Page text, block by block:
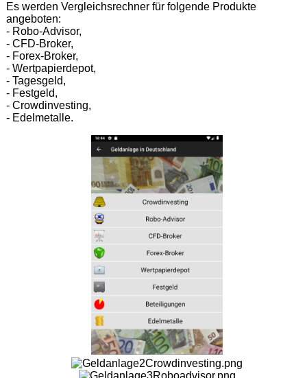
Es werden Vergleichsrechner für folgende Produkte
angeboten:
- Robo-Advisor,
- CFD-Broker,
- Forex-Broker,
- Wertpapierdepot,
- Tagesgeld,
- Festgeld,
- Crowdinvesting,
- Edelmetalle.